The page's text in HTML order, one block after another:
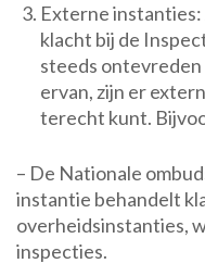
Externe instanties:
klacht bij de
steeds
ervan, zijn er
terecht kunt.
– De Nationale
instantie behandelt
overheidsinstanties,
inspecties.